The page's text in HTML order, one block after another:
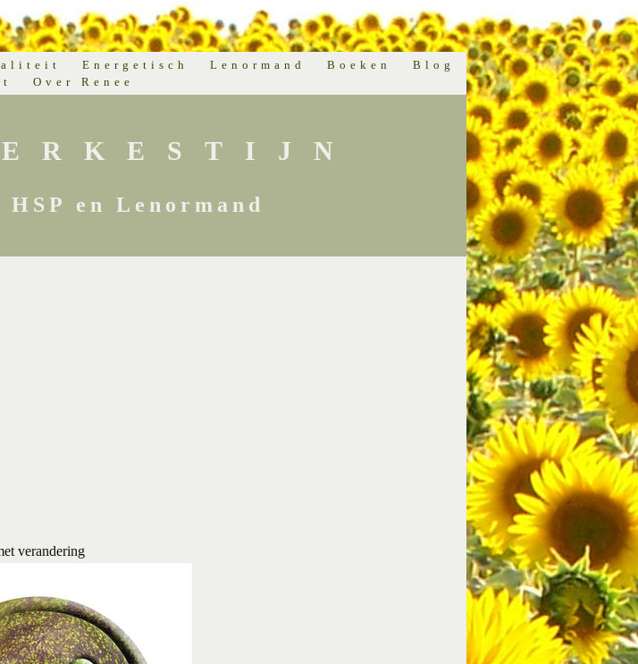
Energetisch Lenormand Boeken
Blog
Over Renee
en Lenormand
verandering